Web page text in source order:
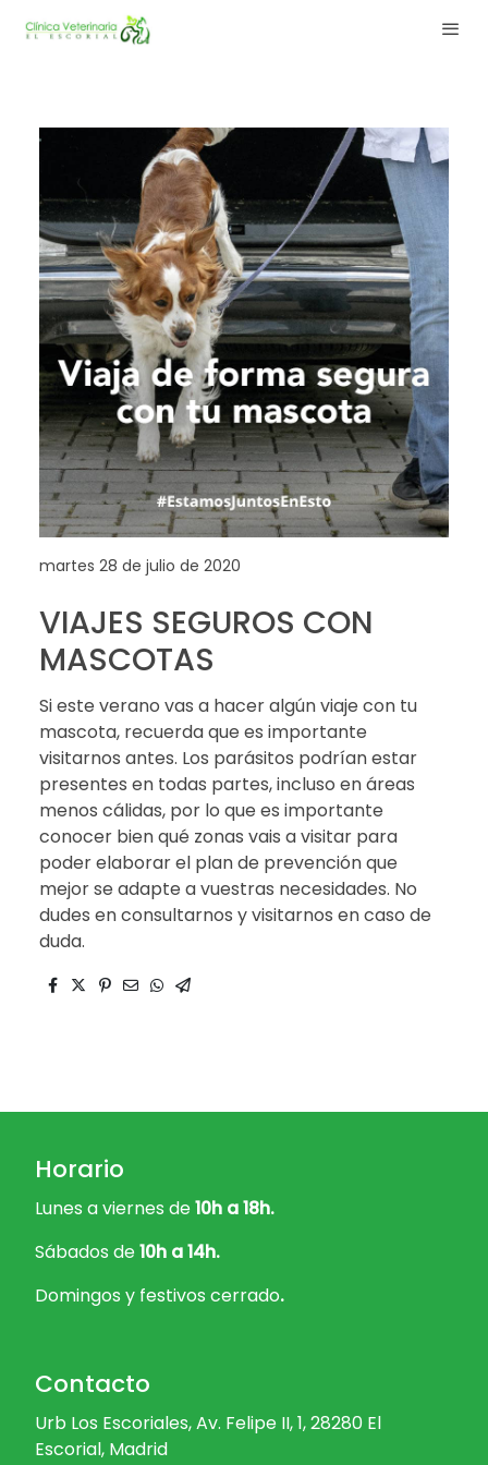
martes 28 de julio de 2020
VIAJES SEGUROS CON
MASCOTAS
Si este verano vas a hacer algún viaje con tu
mascota, recuerda que es importante
visitarnos antes. Los parásitos podrían estar
presentes en todas partes, incluso en áreas
menos cálidas, por lo que es importante
conocer bien qué zonas vais a visitar para
poder elaborar el plan de prevención que
mejor se adapte a vuestras necesidades. No
dudes en consultarnos y visitarnos en caso de
duda.
Horario
Lunes a viernes de10h a 18h.
Sábados de10h a 14h.
Domingos y festivos cerrado.
Contacto
Urb Los Escoriales, Av. Felipe II, 1, 28280 El
Escorial, Madrid